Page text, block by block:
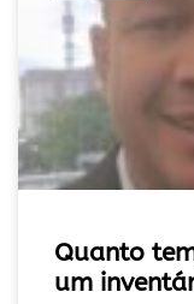
Quanto
um